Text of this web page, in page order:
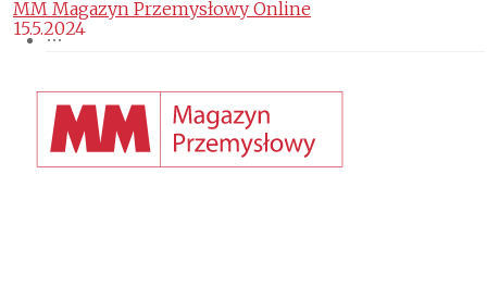
MM Magazyn Przemysłowy Online
15.5.2024